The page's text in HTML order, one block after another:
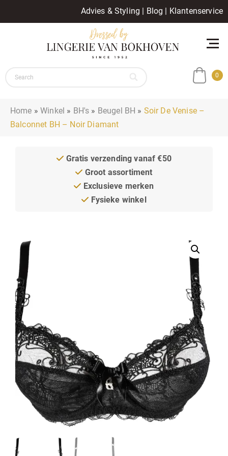
Advies & Styling | Blog | Klantenservice
0
Home »Winkel » BH's » Beugel BH » Soir De Venise –
Balconnet BH – Noir Diamant
Gratis verzending vanaf €50
Groot assortiment
Exclusieve merken
Fysieke winkel